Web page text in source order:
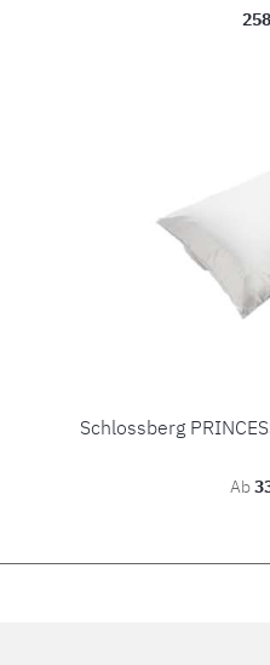
Schlossberg
Ab